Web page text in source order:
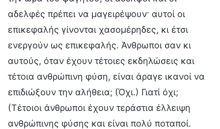
αδελφές πρέπει να μαγειρέψουν· αυτοί οι
επικεφαλής γίνονται χασομέρηδες, κι έτσι
ενεργούν ως επικεφαλής. Άνθρωποι σαν κι
αυτούς, όταν έχουν τέτοιες εκδηλώσεις και
τέτοια ανθρώπινη φύση, είναι άραγε ικανοί να
επιδιώξουν την αλήθεια; (Όχι.) Γιατί όχι;
(Τέτοιοι άνθρωποι έχουν τεράστια έλλειψη
ανθρώπινης φύσης και είναι πολύ ποταποί.